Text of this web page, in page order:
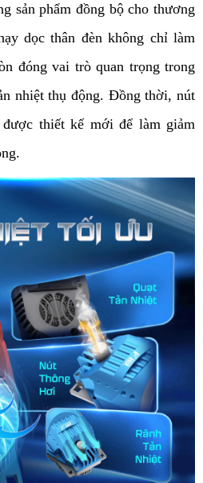
sản phẩm đồng bộ cho thương
dọc thân đèn không chỉ làm
đóng vai trò quan trọng trong
nhiệt thụ động. Đồng thời, nút
thiết kế mới để làm giảm